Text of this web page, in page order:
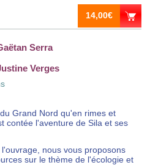
14,00€
Serra
Verges
Grand Nord qu'en rimes et
contée l'aventure de Sila et ses
nous vous proposons
sur le thème de l'écologie et